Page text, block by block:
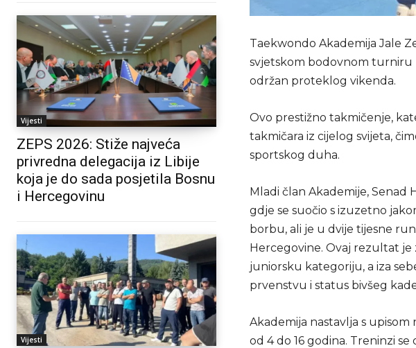
Vijesti
ZEPS 2026: Stiže najveća
privredna delegacija iz Libije
koja je do sada posjetila Bosnu
i Hercegovinu
Vijesti
Taekwondo Akademija Jale
svjetskom bodovnom turniru
održan proteklog vikenda.
Ovo prestižno takmičenje,
takmičara iz cijelog svijeta,
sportskog duha.
Mladi član Akademije,
gdje se suočio s izuzetno
borbu, ali je u dvije tijesne
Hercegovine. Ovaj rezultat je
juniorsku kategoriju, a iza
prvenstvu i status bivšeg
Akademija nastavlja s
od 4 do 16 godina. Treninzi